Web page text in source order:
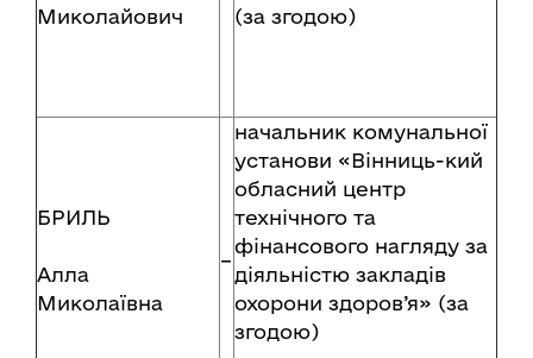
Миколайович
(за згодою)
БРИЛЬ
Алла
Миколаївна
–
начальник комунальної
установи «Вінниць-кий
обласний центр
технічного та
фінансового нагляду за
діяльністю закладів
охорони здоров’я» (за
згодою)